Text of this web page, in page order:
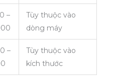
–
Tùy thuộc vào
dòng máy
–
Tùy thuộc vào
kích thước